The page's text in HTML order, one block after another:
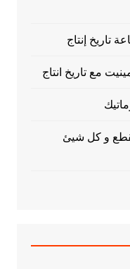
تاريخ إنتاج
مع تاريخ انتاج
و كل شيئ